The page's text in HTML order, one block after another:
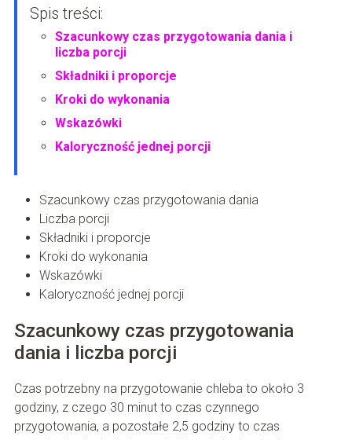
Spis treści:
Szacunkowy czas przygotowania dania i
liczba porcji
Składniki i proporcje
Kroki do wykonania
Wskazówki
Kaloryczność jednej porcji
Szacunkowy czas przygotowania dania
Liczba porcji
Składniki i proporcje
Kroki do wykonania
Wskazówki
Kaloryczność jednej porcji
Szacunkowy czas przygotowania
dania i liczba porcji
Czas potrzebny na przygotowanie chleba to około 3
godziny, z czego 30 minut to czas czynnego
przygotowania, a pozostałe 2,5 godziny to czas